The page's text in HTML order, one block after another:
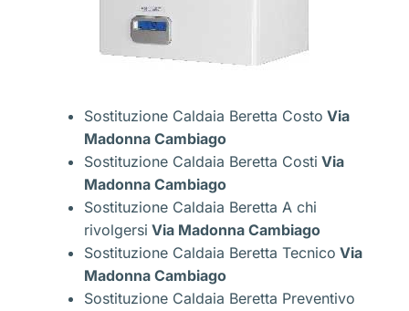
Sostituzione Caldaia Beretta Costo Via
Madonna Cambiago
Sostituzione Caldaia Beretta Costi Via
Madonna Cambiago
Sostituzione Caldaia Beretta A chi
rivolgersi Via Madonna Cambiago
Sostituzione Caldaia Beretta Tecnico Via
Madonna Cambiago
Sostituzione Caldaia Beretta Preventivo